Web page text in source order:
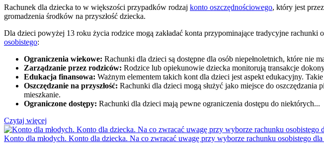
Rachunek dla dziecka to w większości przypadków rodzaj konto oszczędnościowego, który jest
gromadzenia środków na przyszłość dziecka.
Dla dzieci powyżej 13 roku życia rodzice mogą zakładać konta przypominające tradycyjne
osobistego:
Ograniczenia wiekowe: Rachunki dla dzieci są dostępne dla osób niepełnoletnich, które nie
Zarządzanie przez rodziców: Rodzice lub opiekunowie dziecka monitorują transakcje
Edukacja finansowa: Ważnym elementem takich kont dla dzieci jest aspekt edukacyjny.
Oszczędzanie na przyszłość: Rachunki dla dzieci mogą służyć jako miejsce do oszczędzania
mieszkanie.
Ograniczone dostępy: Rachunki dla dzieci mają pewne ograniczenia dostępu do niektórych...
Czytaj więcej
Konto dla młodych. Konto dla dziecka. Na co zwracać uwagę przy wyborze rachunku osobistego dla